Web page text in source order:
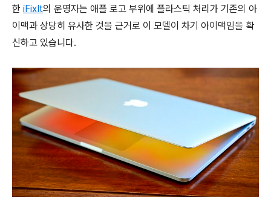
한 iFixIt의 운영자는 애플 로고 부위에 플라스틱 처리가 기존의 아
이맥과 상당히 유사한 것을 근거로 이 모델이 차기 아이맥임을 확
신하고 있습니다.